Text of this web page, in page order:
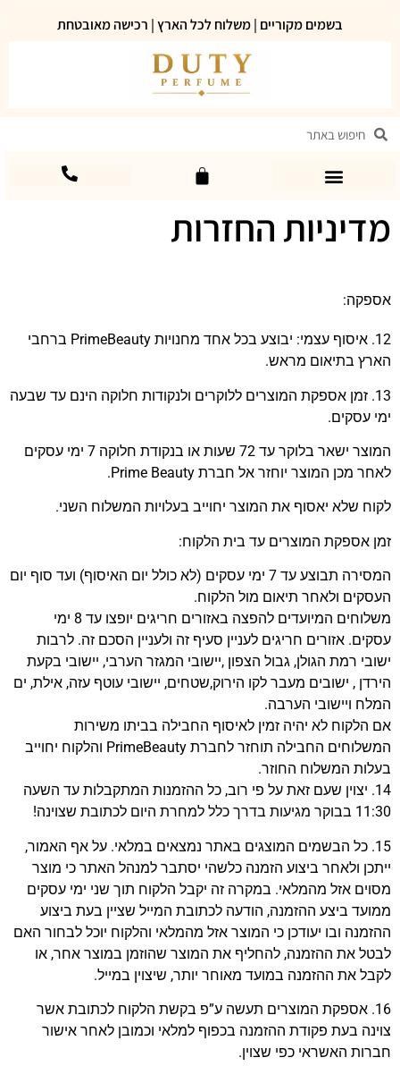
בשמים מקוריים | משלוח לכל הארץ | רכישה מאובטחת
מדיניות החזרות
אספקה:
12. איסוף עצמי: יבוצע בכל אחד מחנויות PrimeBeauty ברחבי
הארץ בתיאום מראש.
13. זמן אספקת המוצרים ללוקרים ולנקודות חלוקה הינם עד שבעה
ימי עסקים.
המוצר ישאר בלוקר עד 72 שעות או בנקודת חלוקה 7 ימי עסקים
לאחר מכן המוצר יוחזר אל חברת Prime Beauty.
לקוח שלא יאסוף את המוצר יחוייב בעלויות המשלוח השני.
זמן אספקת המוצרים עד בית הלקוח:
המסירה תבוצע עד 7 ימי עסקים (לא כולל יום האיסוף) ועד סוף יום
העסקים ולאחר תיאום מול הלקוח.
משלוחים המיועדים להפצה באזורים חריגים יופצו עד 8 ימי
עסקים. אזורים חריגים לעניין סעיף זה ולעניין הסכם זה. לרבות
ישובי רמת הגולן, גבול הצפון ,יישובי המגזר הערבי, יישובי בקעת
הירדן , ישובים מעבר לקו הירוק,שטחים, יישובי עוטף עזה, אילת, ים
המלח ויישובי הערבה.
אם הלקוח לא יהיה זמין לאיסוף החבילה בביתו משירות
המשלוחים החבילה תוחזר לחברת PrimeBeauty והלקוח יחוייב
בעלות המשלוח החוזר.
14. יצוין שעם זאת על פי רוב, כל ההזמנות המתקבלות עד השעה
11:30 בבוקר מגיעות בדרך כלל למחרת היום לכתובת שצוינה!
15. כל הבשמים המוצגים באתר נמצאים במלאי. על אף האמור,
ייתכן ולאחר ביצוע הזמנה כלשהי יסתבר למנהל האתר כי מוצר
מסוים אזל מהמלאי. במקרה זה יקבל הלקוח תוך שני ימי עסקים
ממועד ביצע ההזמנה, הודעה לכתובת המייל שציין בעת ביצוע
ההזמנה ובו יעודכן כי המוצר אזל מהמלאי והלקוח יוכל לבחור האם
לבטל את ההזמנה, להחליף את המוצר שהוזמן במוצר אחר, או
לקבל את ההזמנה במועד מאוחר יותר, שיצוין במייל.
16. אספקת המוצרים תעשה ע”פ בקשת הלקוח לכתובת אשר
צוינה בעת פקודת ההזמנה בכפוף למלאי וכמובן לאחר אישור
חברות האשראי כפי שצוין.